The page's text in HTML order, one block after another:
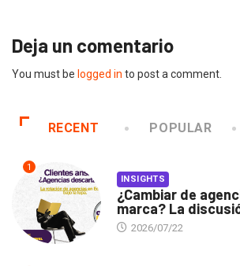
Deja un comentario
You must be logged in to post a comment.
RECENT POPULAR
1
INSIGHTS
¿Cambiar de
marca? La
2026/07/22